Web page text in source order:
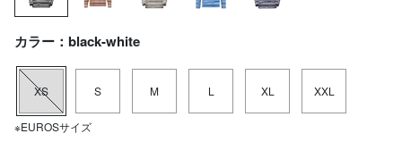
カラー：black-white
XS S M L XL XXL
※EUROSサイズ